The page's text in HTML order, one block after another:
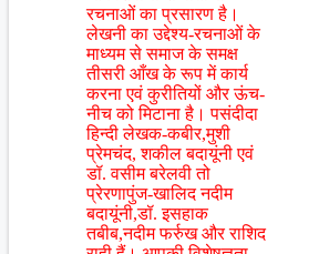
रचनाओं का प्रसारण है।
लेखनी का उद्देश्य-रचनाओं के
माध्यम से समाज के समक्ष
तीसरी आँख के रूप में कार्य
करना एवं कुरीतियों और ऊंच-
नीच को मिटाना है। पसंदीदा
हिन्दी लेखक-कबीर,मुशी
प्रेमचंद, शकील बदायूंनी एवं
डॉ. वसीम बरेलवी तो
प्रेरणापुंज-खालिद नदीम
बदायूंनी,डॉ. इसहाक
तबीब,नदीम फर्रुख और राशिद